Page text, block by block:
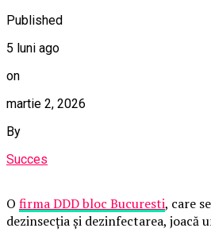
Published
5 luni ago
on
martie 2, 2026
By
Succes
O firma DDD bloc Bucuresti, care
dezinsecția și dezinfectarea, joacă